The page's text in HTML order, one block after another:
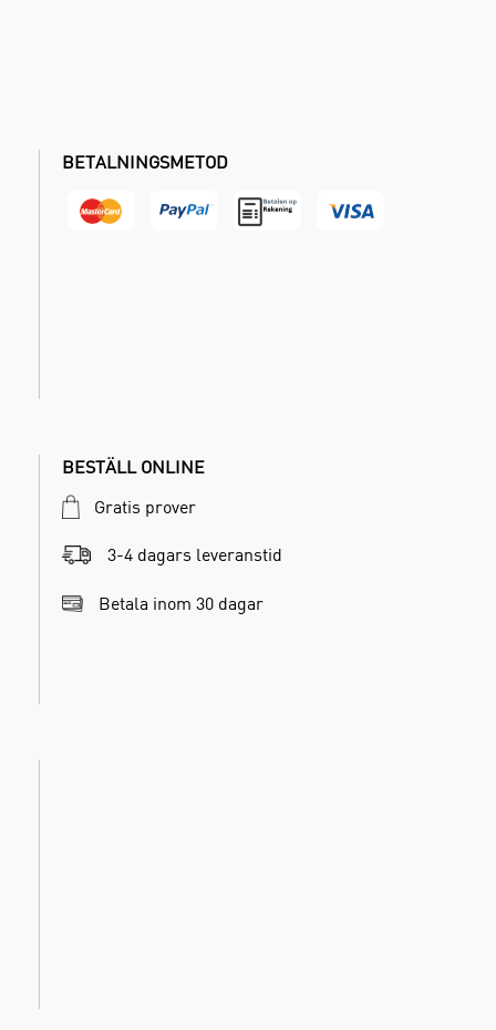
BETALNINGSMETOD
BESTÄLL ONLINE
Gratis prover
3-4 dagars leveranstid
Betala inom 30 dagar